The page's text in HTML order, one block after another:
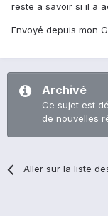
reste a savoir si il a
Envoyé depuis mon
Archivé
Ce sujet est
de nouvelles
Aller sur la liste